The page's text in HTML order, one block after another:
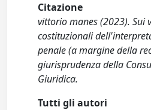
Citazione
vittorio manes (2023). Sui
costituzionali
penale (a margine della
giurisprudenza della
Giuridica.
Tutti gli autori